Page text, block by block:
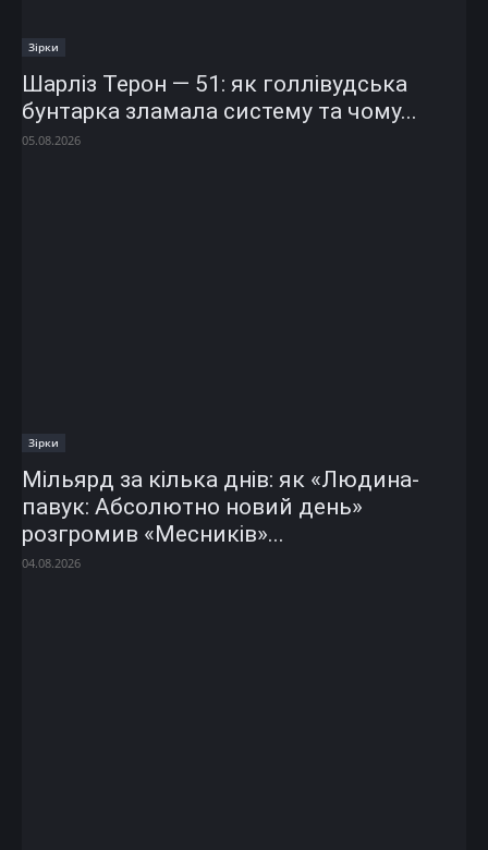
Зірки
Шарліз Терон — 51: як голлівудська
бунтарка зламала систему та чому...
05.08.2026
Зірки
Мільярд за кілька днів: як «Людина-
павук: Абсолютно новий день»
розгромив «Месників»...
04.08.2026